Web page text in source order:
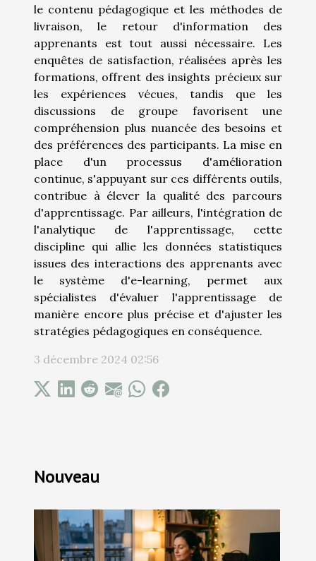
le contenu pédagogique et les méthodes de
livraison, le retour d'information des
apprenants est tout aussi nécessaire. Les
enquêtes de satisfaction, réalisées après les
formations, offrent des insights précieux sur
les expériences vécues, tandis que les
discussions de groupe favorisent une
compréhension plus nuancée des besoins et
des préférences des participants. La mise en
place d'un processus d'amélioration
continue, s'appuyant sur ces différents outils,
contribue à élever la qualité des parcours
d'apprentissage. Par ailleurs, l'intégration de
l'analytique de l'apprentissage, cette
discipline qui allie les données statistiques
issues des interactions des apprenants avec
le système d'e-learning, permet aux
spécialistes d'évaluer l'apprentissage de
manière encore plus précise et d'ajuster les
stratégies pédagogiques en conséquence.
3 décembre 2024 02:56
Nouveau